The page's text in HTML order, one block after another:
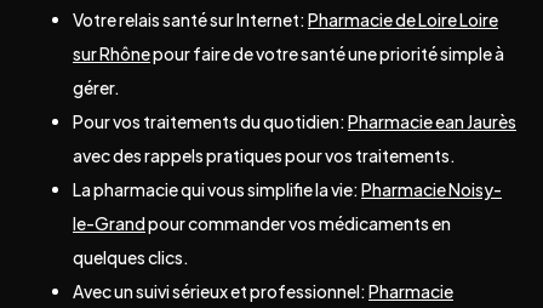
Votre relais santé sur Internet: Pharmacie de Loire Loire
sur Rhônepour faire de votre santé une priorité simple à
gérer.
Pour vos traitements du quotidien: Pharmacie ean Jaurès
avec des rappels pratiques pour vos traitements.
La pharmacie qui vous simplifie la vie: Pharmacie Noisy-
le-Grandpour commander vos médicaments en
quelques clics.
Avec un suivi sérieux et professionnel: Pharmacie